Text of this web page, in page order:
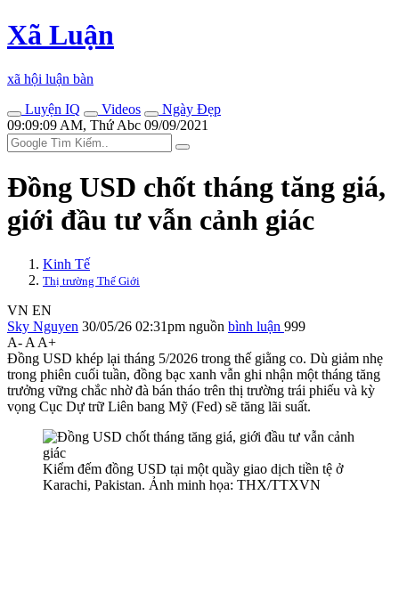
Xã Luận
xã hội luận bàn
Luyện IQ
Videos
Ngày Đẹp
09:09:09 AM, Thứ Abc 09/09/2021
Đồng USD chốt tháng tăng giá,
giới đầu tư vẫn cảnh giác
Kinh Tế
Thị trường Thế Giới
VN EN
Sky Nguyen 30/05/26 02:31pm nguồn bình luận 999
A- A A+
Đồng USD khép lại tháng 5/2026 trong thế giằng co. Dù giảm nhẹ
trong phiên cuối tuần, đồng bạc xanh vẫn ghi nhận một tháng tăng
trưởng vững chắc nhờ đà bán tháo trên thị trường trái phiếu và kỳ
vọng Cục Dự trữ Liên bang Mỹ (Fed) sẽ tăng lãi suất.
Kiểm đếm đồng USD tại một quầy giao dịch tiền tệ ở
Karachi, Pakistan. Ảnh minh họa: THX/TTXVN